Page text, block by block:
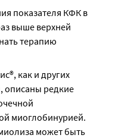
показателя КФК в
выше верхней
терапию
как и других
описаны редкие
миоглобинурией.
может быть